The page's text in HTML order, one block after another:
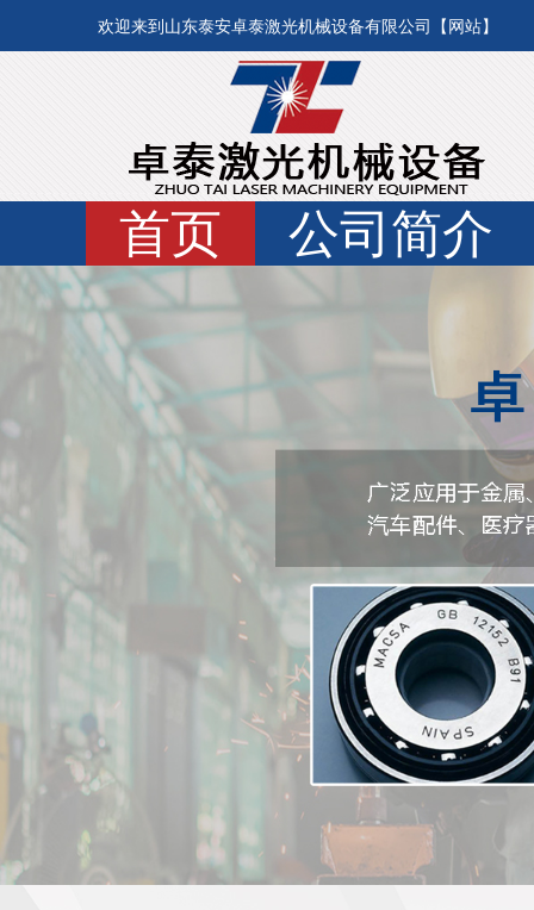
欢迎来到山东泰安卓泰激光机械设备有限公司【网站】
首页 公司简介